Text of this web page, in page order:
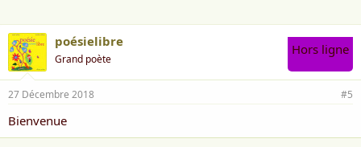
poésielibre
Grand poète
Hors ligne
27 Décembre 2018 #5
Bienvenue